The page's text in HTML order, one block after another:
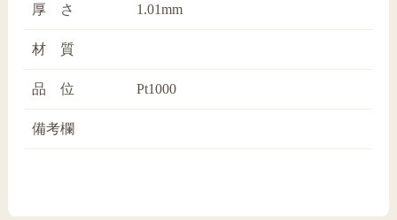
厚 さ 1.01mm
材 質
品 位 Pt1000
備考欄